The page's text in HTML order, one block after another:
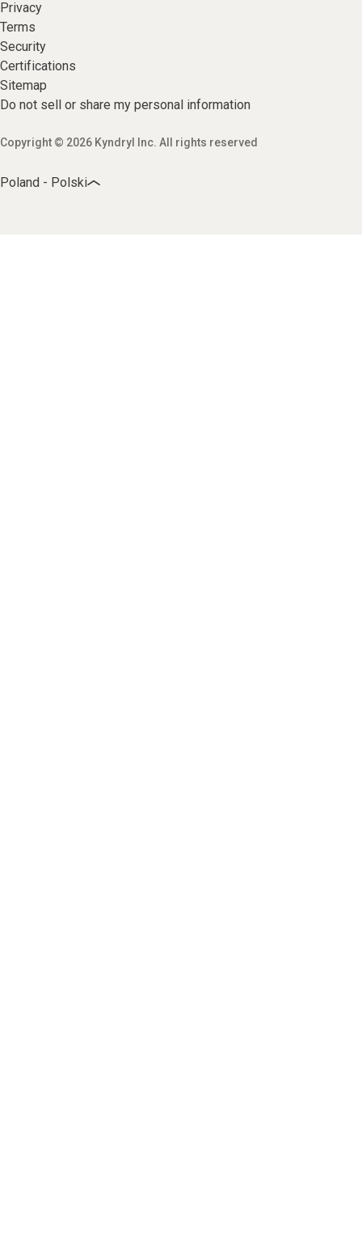
Privacy
Terms
Security
Certifications
Sitemap
Do not sell or share my personal information
Copyright © 2026 Kyndryl Inc. All rights reserved
Poland - Polski